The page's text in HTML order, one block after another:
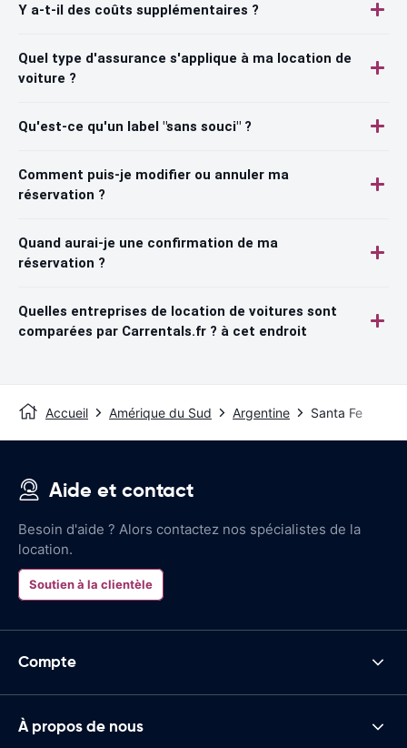
Y a-t-il des coûts supplémentaires ?
Quel type d'assurance s'applique à ma location de
voiture ?
Qu'est-ce qu'un label "sans souci" ?
Comment puis-je modifier ou annuler ma
réservation ?
Quand aurai-je une confirmation de ma
réservation ?
Quelles entreprises de location de voitures sont
comparées par Carrentals.fr ? à cet endroit
Accueil Amérique du Sud Argentine Santa Fe
Aide et contact
Besoin d'aide ? Alors contactez nos spécialistes de la
location.
Soutien à la clientèle
Compte
À propos de nous